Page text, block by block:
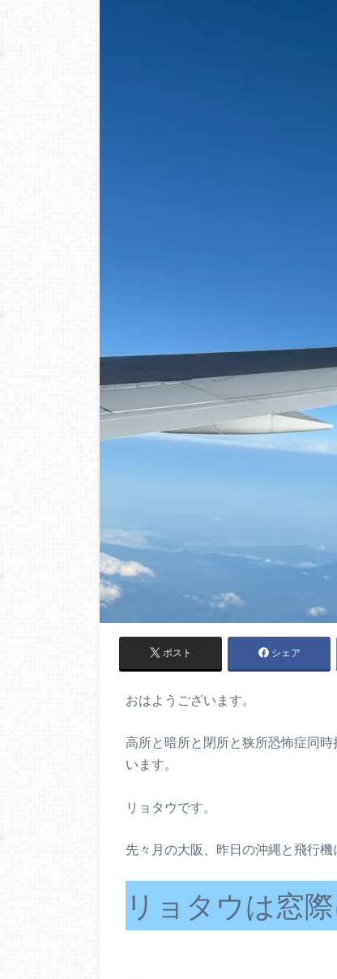
ポスト シェア
おはようございます。
高所と暗所と閉所と狭所恐怖症同
います。
リョタウです。
先々月の大阪、昨日の沖縄と飛行機
リョタウは窓